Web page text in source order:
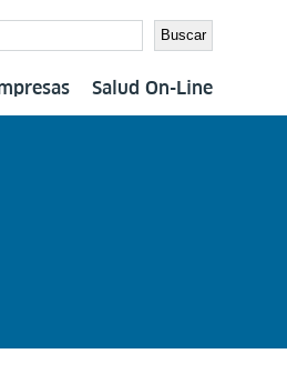
Buscar
Salud On-Line